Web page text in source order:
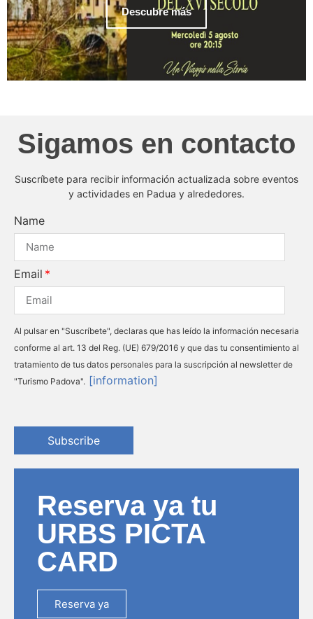
Descubre más
Sigamos en contacto
Suscríbete para recibir información actualizada sobre eventos
y actividades en Padua y alrededores.
Name
Email
Al pulsar en "Suscríbete", declaras que has leído la información necesaria
conforme al art. 13 del Reg. (UE) 679/2016 y que das tu consentimiento al
tratamiento de tus datos personales para la suscripción al newsletter de
"Turismo Padova". [information]
Subscribe
Reserva ya tu
URBS PICTA
CARD
Reserva ya